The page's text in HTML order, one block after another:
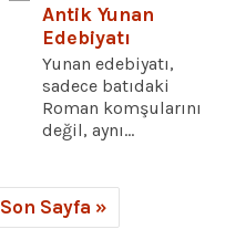
Antik Yunan
Edebiyatı
Yunan edebiyatı,
sadece batıdaki
Roman komşularını
değil, aynı...
Son Sayfa »